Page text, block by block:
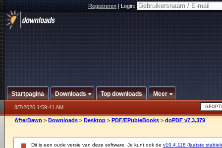
Registreren|Login:
Startpagina Downloads Top downloads Meer
8/7/2026 1:59:41 AM
AfterDawn > Downloads > Desktop > PDF/EPub/eBooks > doPDF v7.3.379
Dit is een oude versie van deze software. Je kunt ook de v10.4.118 (laatste